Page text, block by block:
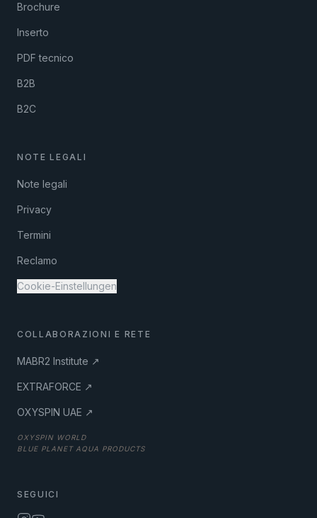
Brochure
Inserto
PDF tecnico
B2B
B2C
NOTE LEGALI
Note legali
Privacy
Termini
Reclamo
Cookie-Einstellungen
COLLABORAZIONI E RETE
MABR2 Institute ↗
EXTRAFORCE ↗
OXYSPIN UAE ↗
OXYSPIN WORLD
BLUE PLANET AQUA PRODUCTS
SEGUICI